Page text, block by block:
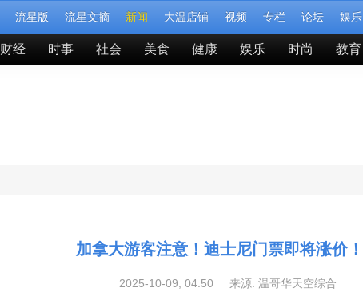
流星版 流星文摘 新闻 大温店铺 视频 专栏 论坛 娱乐
财经 时事 社会 美食 健康 娱乐 时尚 教育
加拿大游客注意！迪士尼门票即将涨价！
2025-10-09, 04:50 来源: 温哥华天空综合